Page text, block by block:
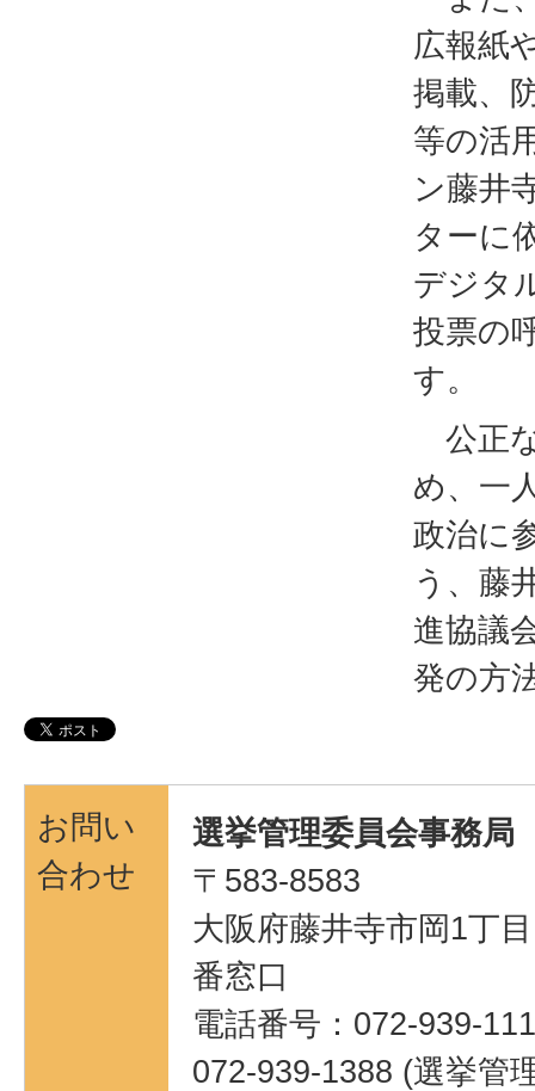
広報紙
掲載、
等の活
ン藤井
ターに
デジタ
投票の
す。
公正
め、一
政治に
う、藤
進協議
発の方
お問い
合わせ
選挙管理委員会事務局
〒583-8583
大阪府藤井寺市岡1丁
番窓口
電話番号：072-939-
072-939-1388 (選挙管